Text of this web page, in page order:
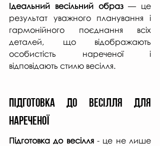
Ідеальний весільний образ — це
результат уважного планування і
гармонійного поєднання всіх
деталей, що відображають
особистість нареченої і
відповідають стилю весілля.
Підготовка до весілля для
нареченої
Підготовка до весілля - це не лише